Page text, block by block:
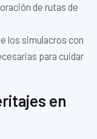
de rutas de
los simulacros con
para cuidar
en